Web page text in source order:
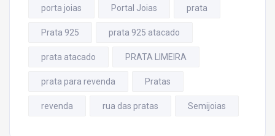
porta joias Portal Joias prata
Prata 925 prata 925 atacado
prata atacado PRATA LIMEIRA
prata para revenda Pratas
revenda rua das pratas Semijoias